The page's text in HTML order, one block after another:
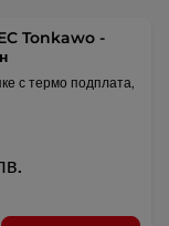
Tonkawo -
с термо подплата,